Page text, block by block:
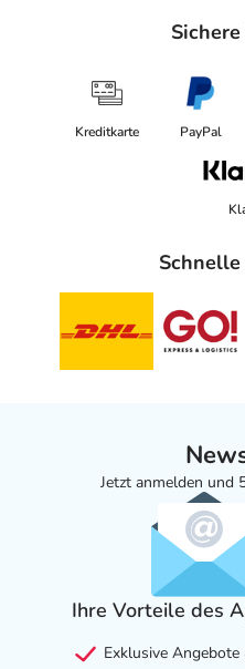
PDF des
Kreditkarte PayPal
Jetzt anmelden und
Ihre Vorteile des
Exklusive Angebote